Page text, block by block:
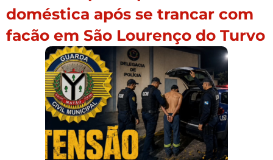
doméstica após se trancar com
facão em São Lourenço do Turvo